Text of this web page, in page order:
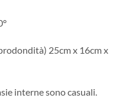
25cm x 16cm x
interne sono casuali.